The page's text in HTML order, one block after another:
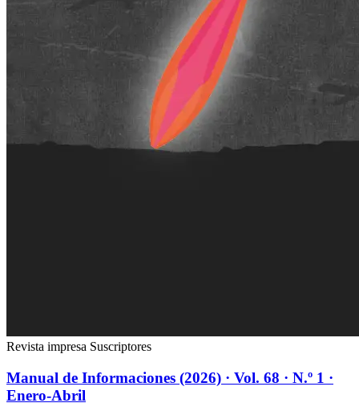
Revista impresa Suscriptores
Manual de Informaciones (2026) · Vol. 68 · N.º 1 ·
Enero-Abril